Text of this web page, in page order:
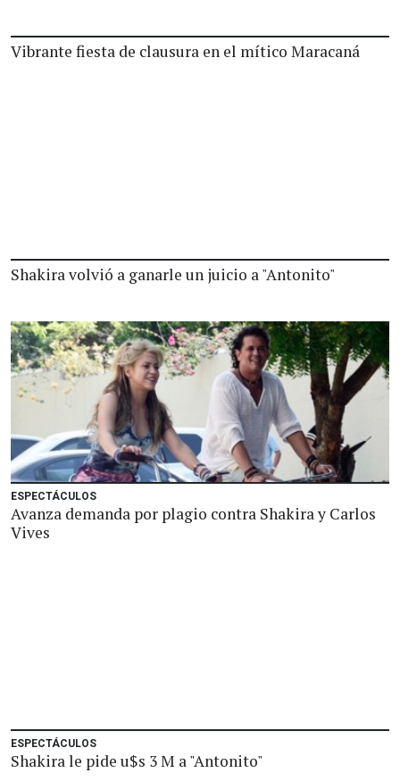
Vibrante fiesta de clausura en el mítico Maracaná
Shakira volvió a ganarle un juicio a "Antonito"
ESPECTÁCULOS
Avanza demanda por plagio contra Shakira y Carlos
Vives
ESPECTÁCULOS
Shakira le pide u$s 3 M a "Antonito"